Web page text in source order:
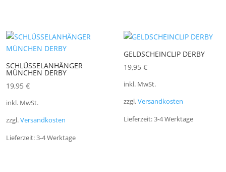
SCHLÜSSELANHÄNGER
MÜNCHEN DERBY
19,95 €
inkl. MwSt.
zzgl.Versandkosten
Lieferzeit:3-4 Werktage
GELDSCHEINCLIP DERBY
19,95 €
inkl. MwSt.
zzgl.Versandkosten
Lieferzeit:3-4 Werktage